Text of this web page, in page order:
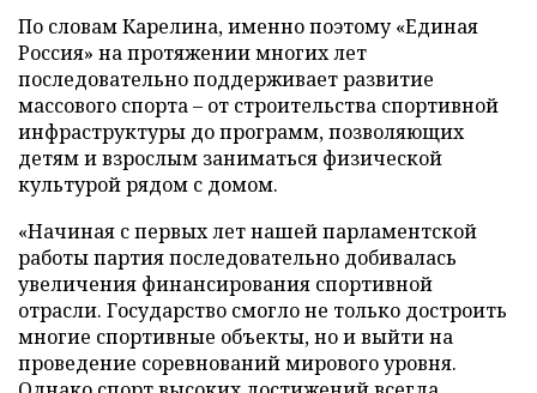
По словам Карелина, именно поэтому «Единая
Россия» на протяжении многих лет
последовательно поддерживает развитие
массового спорта – от строительства спортивной
инфраструктуры до программ, позволяющих
детям и взрослым заниматься физической
культурой рядом с домом.
«Начиная с первых лет нашей парламентской
работы партия последовательно добивалась
увеличения финансирования спортивной
отрасли. Государство смогло не только достроить
многие спортивные объекты, но и выйти на
проведение соревнований мирового уровня.